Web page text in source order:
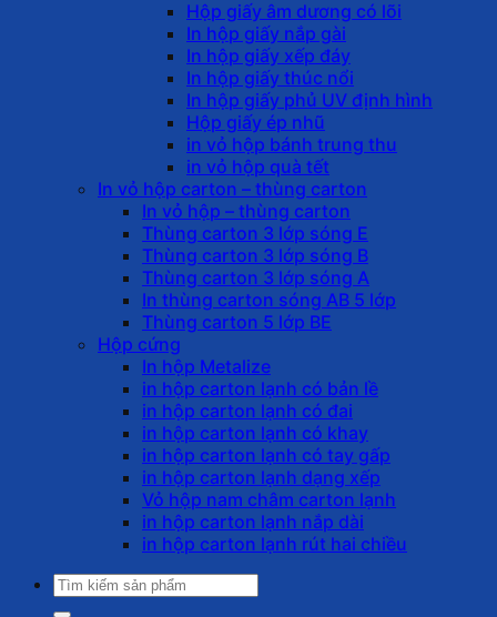
Hộp giấy âm dương có lõi
In hộp giấy nắp gài
In hộp giấy xếp đáy
In hộp giấy thúc nổi
In hộp giấy phủ UV định hình
Hộp giấy ép nhũ
in vỏ hộp bánh trung thu
in vỏ hộp quà tết
In vỏ hộp carton – thùng carton
In vỏ hộp – thùng carton
Thùng carton 3 lớp sóng E
Thùng carton 3 lớp sóng B
Thùng carton 3 lớp sóng A
In thùng carton sóng AB 5 lớp
Thùng carton 5 lớp BE
Hộp cứng
In hộp Metalize
in hộp carton lạnh có bản lề
in hộp carton lạnh có đai
in hộp carton lạnh có khay
in hộp carton lạnh có tay gấp
in hộp carton lạnh dạng xếp
Vỏ hộp nam châm carton lạnh
in hộp carton lạnh nắp dài
in hộp carton lạnh rút hai chiều
Tìm
kiếm: